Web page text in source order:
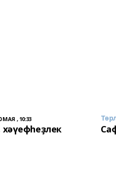
МАЯ , 10:33
хәүефһеҙлек